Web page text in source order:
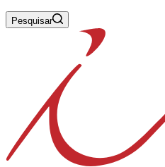
Pesquisar